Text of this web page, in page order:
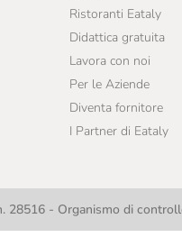
Ristoranti Eataly
Didattica gratuita
Lavora con noi
Per le Aziende
Diventa fornitore
I Partner di Eataly
28516 - Organismo di